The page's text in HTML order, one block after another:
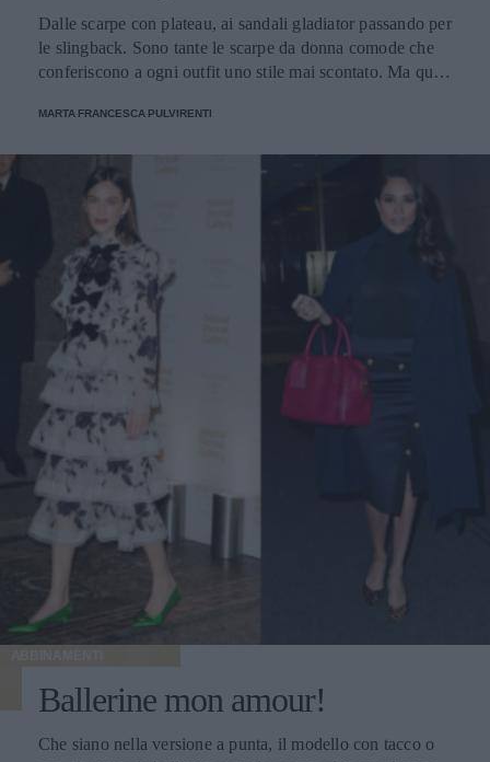
Dalle scarpe con plateau, ai sandali gladiator passando per
le slingback. Sono tante le scarpe da donna comode che
conferiscono a ogni outfit uno stile mai scontato. Ma quali
MARTA FRANCESCA PULVIRENTI
ABBINAMENTI
Ballerine mon amour!
Che siano nella versione a punta, il modello con tacco o